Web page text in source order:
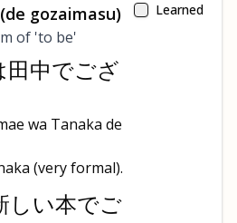
gozaimasu)
of 'to be'
田中でござ
wa Tanaka de
(very formal).
しい本でご
Learned